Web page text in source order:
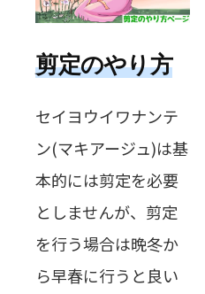
剪定のやり方
セイヨウイワナンテ
ン(マキアージュ)は基
本的には剪定を必要
としませんが、剪定
を行う場合は晩冬か
ら早春に行うと良い